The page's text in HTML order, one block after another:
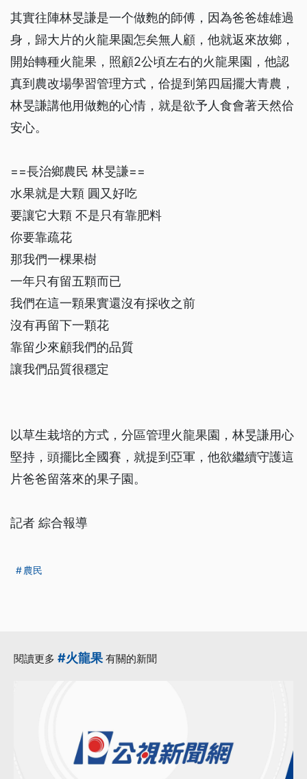
其實往陣林旻謙是一个做麭的師傅，因為爸爸雄雄過
身，歸大片的火龍果園怎矣無人顧，他就返來故鄉，
開始轉種火龍果，照顧2公頃左右的火龍果園，他認
真到農改場學習管理方式，佮提到第四屆擺大青農，
林旻謙講他用做麭的心情，就是欲予人食會著天然佮
安心。
==長治鄉農民 林旻謙==
水果就是大顆 圓又好吃
要讓它大顆 不是只有靠肥料
你要靠疏花
那我們一棵果樹
一年只有留五顆而已
我們在這一顆果實還沒有採收之前
沒有再留下一顆花
靠留少來顧我們的品質
讓我們品質很穩定
以草生栽培的方式，分區管理火龍果園，林旻謙用心
堅持，頭擺比全國賽，就提到亞軍，他欲繼續守護這
片爸爸留落來的果子園。
記者 綜合報導
農民
閱讀更多 #火龍果有關的新聞